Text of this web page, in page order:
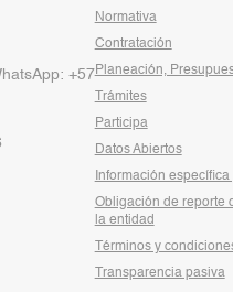
+57
Normativa
Contratación
Planeación,
Trámites
Participa
Datos Abiertos
Información
Obligación de reporte
la entidad
Términos y
Transparencia pasiva